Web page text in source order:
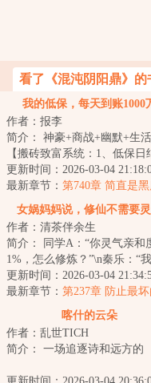
看了《混沌阴阳鼎》的
我的低保，每天到账1000
作者：报李
简介： 神豪+商战+幽默+生活
【搬砖致富系统：1、低保日
系统按日给予低保补贴，补贴
额=...
更新时间：2026-03-04
最新章节： 第740章 简直是
女娲妈妈说，修仙不需要
作者：清茶伴余生
简介： 同学A：“你灵气亲和
1%，怎么修炼？”\n秦乐：“
说不用练灵气。”\n同学A...
更新时间：2026-03-04
最新章节： 第237章 防止最
喀什的云朵
作者：乱世TICH
简介： 一场追逐诗和远方的